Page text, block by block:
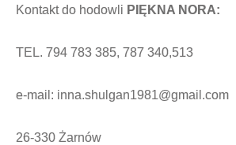
Kontakt do hodowli PIĘKNA NORA:
TEL. 794 783 385, 787 340,513
e-mail: inna.shulgan1981@gmail.com
26-330 Żarnów